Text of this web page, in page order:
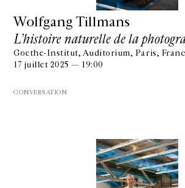
Wolfgang Tillmans
L’histoire naturelle de la
Goethe-Institut, Auditorium, Paris,
17 juillet 2025 — 19:00
CONVERSATION